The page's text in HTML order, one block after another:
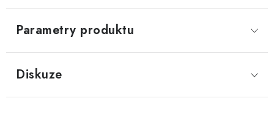
Parametry produktu
Diskuze